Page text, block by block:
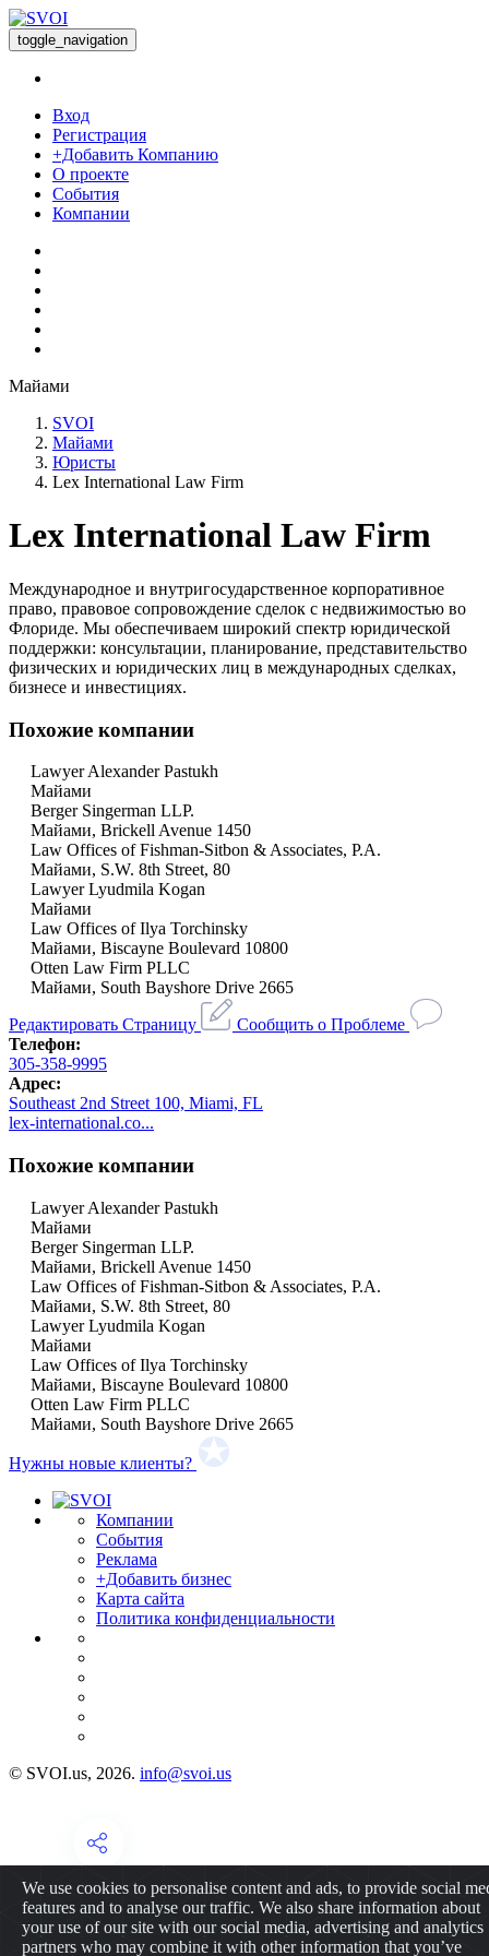
toggle_navigation
Вход
Регистрация
+Добавить Компанию
О проекте
События
Компании
Майами
SVOI
Майами
Юристы
Lex International Law Firm
Lex International Law Firm
Международное и внутригосударственное корпоративное
право, правовое сопровождение сделок с недвижимостью во
Флориде. Мы обеспечиваем широкий спектр юридической
поддержки: консультации, планирование, представительство
физических и юридических лиц в международных сделках,
бизнесе и инвестициях.
Похожие компании
Lawyer Alexander Pastukh
Майами
Berger Singerman LLP.
Майами, Brickell Avenue 1450
Law Offices of Fishman-Sitbon & Associates, P.A.
Майами, S.W. 8th Street, 80
Lawyer Lyudmila Kogan
Майами
Law Offices of Ilya Torchinsky
Майами, Biscayne Boulevard 10800
Otten Law Firm PLLC
Майами, South Bayshore Drive 2665
Редактировать Страницу
Сообщить о Проблеме
Телефон:
305-358-9995
Адрес:
Southeast 2nd Street 100, Miami, FL
lex-international.co...
Похожие компании
Lawyer Alexander Pastukh
Майами
Berger Singerman LLP.
Майами, Brickell Avenue 1450
Law Offices of Fishman-Sitbon & Associates, P.A.
Майами, S.W. 8th Street, 80
Lawyer Lyudmila Kogan
Майами
Law Offices of Ilya Torchinsky
Майами, Biscayne Boulevard 10800
Otten Law Firm PLLC
Майами, South Bayshore Drive 2665
Нужны новые клиенты?
Компании
События
Реклама
+Добавить бизнес
Карта сайта
Политика конфиденциальности
© SVOI.us, 2026. info@svoi.us
We use cookies to personalise content and ads, to provide social
features and to analyse our traffic. We also share information about
your use of our site with our social media, advertising and analytics
partners who may combine it with other information that you’ve